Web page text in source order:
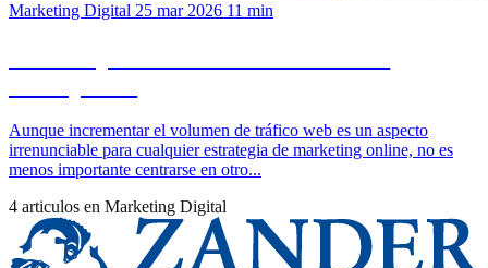
Marketing Digital 25 mar 2026 11 min
Aunque incrementar el volumen de tráfico web es un aspecto
irrenunciable para cualquier estrategia de marketing online, no es
menos importante centrarse en otro...
4 articulos en Marketing Digital